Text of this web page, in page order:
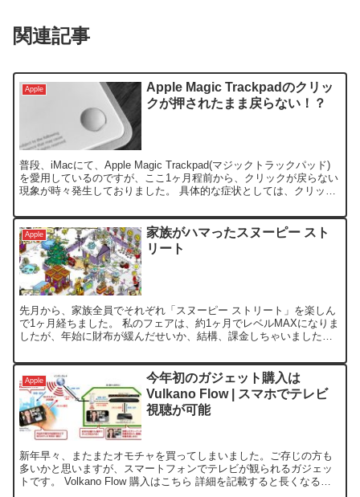
関連記事
Apple
Apple Magic Trackpadのクリッ
クが押されたまま戻らない！？
普段、iMacにて、Apple Magic Trackpad(マジックトラックパッド)
を愛用しているのですが、ここ1ヶ月程前から、クリックが戻らない
現象が時々発生しておりました。 具体的な症状としては、クリック
Apple
家族がハマったスヌーピー スト
リート
先月から、家族全員でそれぞれ「スヌーピー ストリート」を楽しん
で1ヶ月経ちました。 私のフェアは、約1ヶ月でレベルMAXになりま
したが、年始に財布が緩んだせいか、結構、課金しちゃいました。
Apple
今年初のガジェット購入は
Vulkano Flow | スマホでテレビ
視聴が可能
新年早々、またまたオモチャを買ってしまいました。ご存じの方も
多いかと思いますが、スマートフォンでテレビが観られるガジェッ
トです。 Volkano Flow 購入はこちら 詳細を記載すると長くなるの